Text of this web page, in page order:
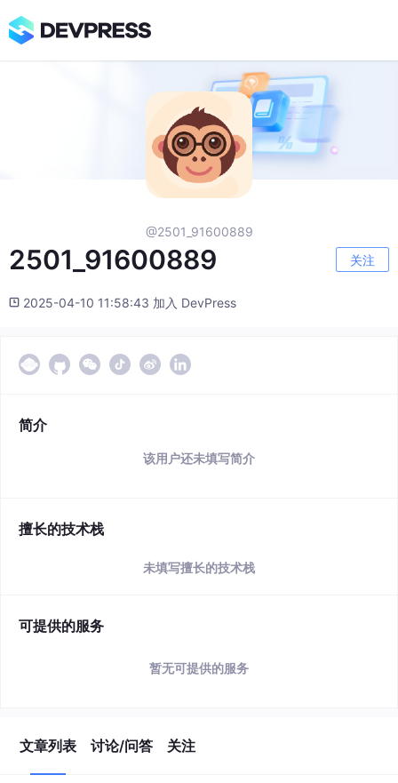
@2501_91600889
2501_91600889 关注
2025-04-10 11:58:43 加入 DevPress
简介
该用户还未填写简介
擅长的技术栈
未填写擅长的技术栈
可提供的服务
暂无可提供的服务
文章列表 讨论/问答 关注